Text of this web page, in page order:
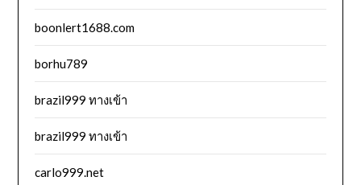
boonlert1688.com
borhu789
brazil999 ทางเข้า
brazil999 ทางเข้า
carlo999.net